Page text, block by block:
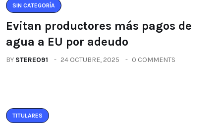
SIN CATEGORÍA
Evitan productores más pagos de
agua a EU por adeudo
BY STEREO91 24 OCTUBRE, 2025 0 COMMENTS
TITULARES